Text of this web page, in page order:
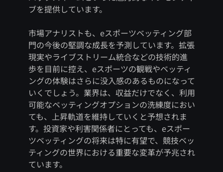
ブを提供しています。
市場アナリストも、eスポーツベッティング部
門の今後の堅調な成長を予測しています。拡張
現実やライブストリーム統合などの技術的進
歩を目前に控え、eスポーツの観戦やベッティ
ングの体験はさらに没入感のあるものになって
いくでしょう。業界は、収益だけでなく、利用
可能なベッティングオプションの洗練度におい
ても、上昇軌道を維持していくと予想されま
す。投資家や利害関係者にとっても、eスポー
ツベッティングの将来は特に有望で、競技ベッ
ティングの世界における重要な変革が予兆され
ています。